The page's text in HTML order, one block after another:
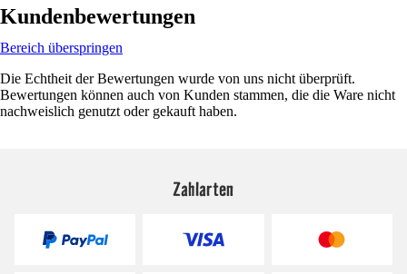
Kundenbewertungen
Bereich überspringen
Die Echtheit der Bewertungen wurde von uns nicht überprüft.
Bewertungen können auch von Kunden stammen, die die Ware nicht
nachweislich genutzt oder gekauft haben.
Zahlarten